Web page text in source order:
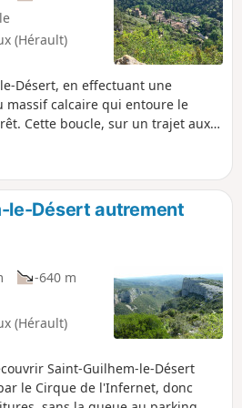
désigner les
pélites). La
retour et ne
particulières.
(Hérault)
Désert, en effectuant une
massif calcaire qui entoure le
Cette boucle, sur un trajet aux
qui randonne dans le massif.
le-Désert autrement
-640 m
(Hérault)
Saint-Guilhem-le-Désert
le Cirque de l'Infernet, donc